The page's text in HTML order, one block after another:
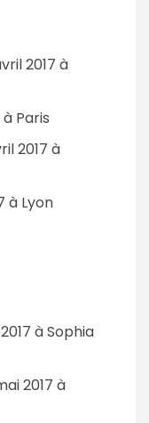
2017 à
Paris
2017 à
à Lyon
à Sophia
2017 à